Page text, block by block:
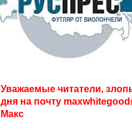
Уважаемые читатели,
дня на почту
Макс